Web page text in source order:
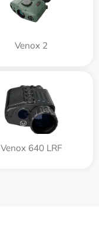
Venox 2
Venox 640 LRF